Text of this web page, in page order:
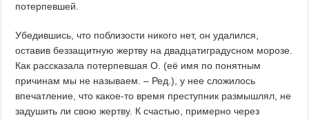
потерпевшей.
Убедившись, что поблизости никого нет, он удалился,
оставив беззащитную жертву на двадцатиградусном морозе.
Как рассказала потерпевшая О. (её имя по понятным
причинам мы не называем. – Ред.), у нее сложилось
впечатление, что какое-то время преступник размышлял, не
задушить ли свою жертву. К счастью, примерно через